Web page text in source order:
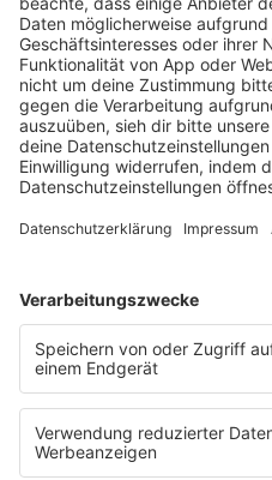
HOME
RADIOS
barba radio
Lagerfeuer
Füße hoch
Schmusekatze
Song Contest
Mädelsabend
Ich hasse Sport
Sonntag Morgen
Strandbar
Putzfimmel
Deutschpop
Deutsche Liebeslieder